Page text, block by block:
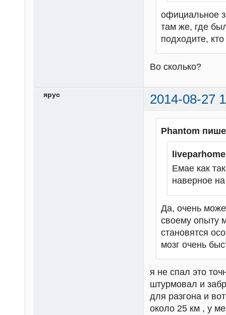
официальное
там же, где
подходите,
Во сколько?
ярус 2014-08-27
Phantom
Емае как
наверное
Да, очень
своему опыту
становятся
мозг очень
я не спал это
штурмовал и
для разгона и
около 25 км , у